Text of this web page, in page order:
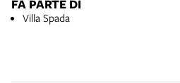
FA PARTE DI
Villa Spada